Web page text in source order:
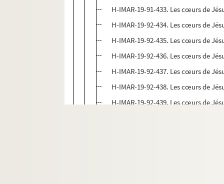
H-IMAR-19-91-433. Les cœurs de
H-IMAR-19-92-434. Les cœurs de
H-IMAR-19-92-435. Les cœurs de
H-IMAR-19-92-436. Les cœurs de
H-IMAR-19-92-437. Les cœurs de
H-IMAR-19-92-438. Les cœurs de
H-IMAR-19-92-439. Les cœurs de